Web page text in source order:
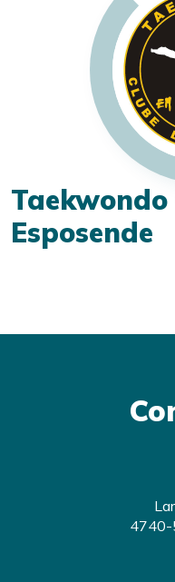
Taekwondo
Esposende
4740-